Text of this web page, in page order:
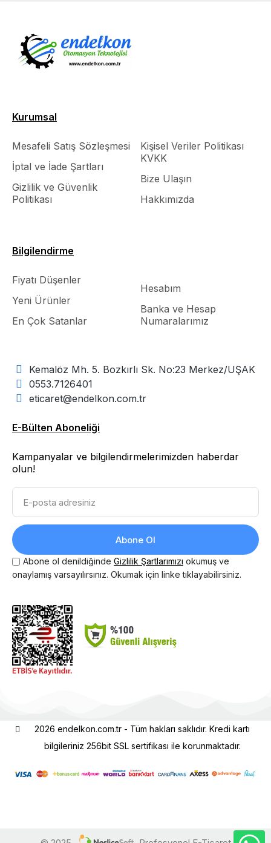
Kurumsal
Mesafeli Satış Sözleşmesi
İptal ve İade Şartları
Gizlilik ve Güvenlik
Politikası
Kişisel Veriler Politikası
KVKK
Bize Ulaşın
Hakkımızda
Bilgilendirme
Fiyatı Düşenler
Yeni Ürünler
En Çok Satanlar
Hesabım
Banka ve Hesap
Numaralarımız
Kemalöz Mh. 5. Bozkırlı Sk. No:23 Merkez/UŞAK
0553.7126401
eticaret@endelkon.com.tr
E-Bülten Aboneliği
Kampanyalar ve bilgilendirmelerimizden haberdar
olun!
Abone Ol
Abone ol denildiğinde Gizlilik Şartlarımızı okumuş ve
onaylamış varsayılırsınız. Okumak için linke tıklayabilirsiniz.
2026 endelkon.com.tr - Tüm hakları saklıdır. Kredi kartı
bilgileriniz 256bit SSL sertifikası ile korunmaktadır.